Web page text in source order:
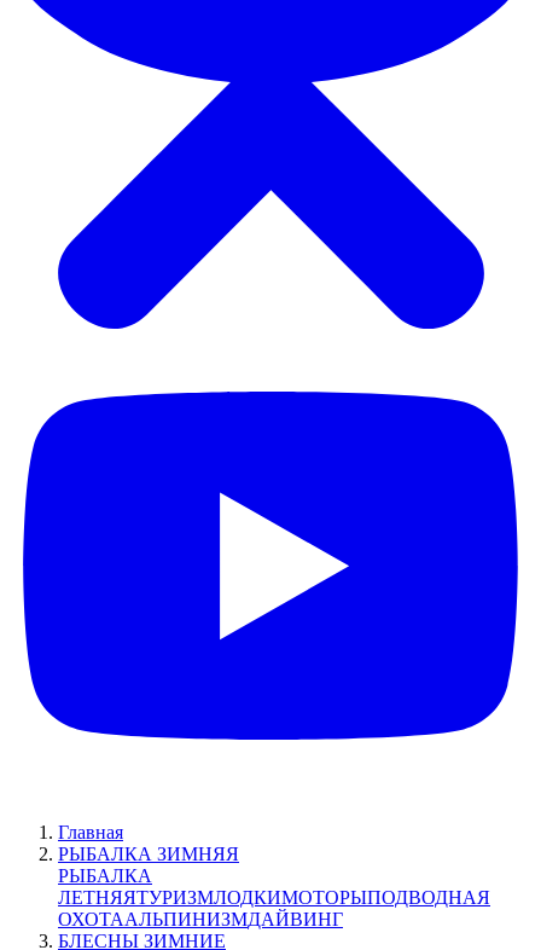
Главная
РЫБАЛКА ЗИМНЯЯ
РЫБАЛКА
ЛЕТНЯЯТУРИЗМЛОДКИМОТОРЫПОДВОДНАЯ
ОХОТААЛЬПИНИЗМДАЙВИНГ
БЛЕСНЫ ЗИМНИЕ